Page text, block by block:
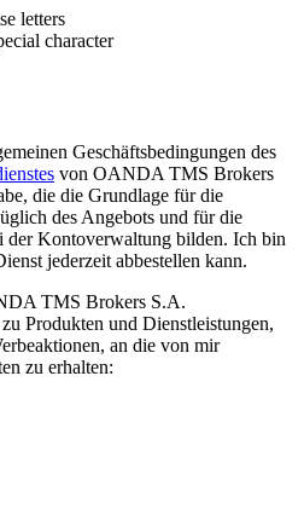
letters
character
Geschäftsbedingungen des
von OANDA TMS Brokers
die die Grundlage für die
des Angebots und für die
der Kontoverwaltung bilden. Ich bin
jederzeit abbestellen kann.
TMS Brokers S.A.
Produkten und Dienstleistungen,
an die von mir
zu erhalten: